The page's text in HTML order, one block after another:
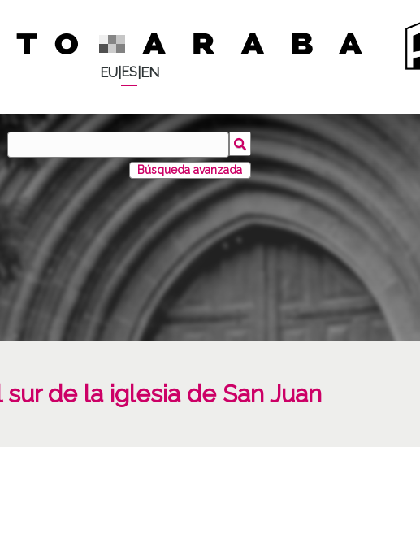
EU| ES| EN
Búsqueda avanzada
de la iglesia de San Juan